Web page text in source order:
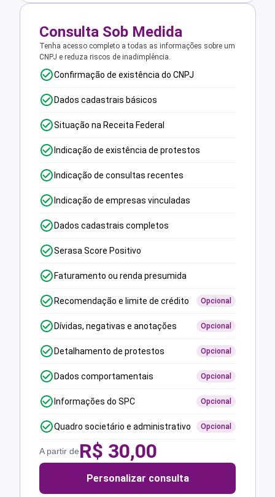
Consulta Sob Medida
Tenha acesso completo a todas as informações sobre um
CNPJ e reduza riscos de inadimplência.
Confirmação de existência do CNPJ
Dados cadastrais básicos
Situação na Receita Federal
Indicação de existência de protestos
Indicação de consultas recentes
Indicação de empresas vinculadas
Dados cadastrais completos
Serasa Score Positivo
Faturamento ou renda presumida
Recomendação e limite de crédito Opcional
Dívidas, negativas e anotações Opcional
Detalhamento de protestos Opcional
Dados comportamentais Opcional
Informações do SPC Opcional
Quadro societário e administrativo Opcional
A partir deR$ 30,00
Personalizar consulta